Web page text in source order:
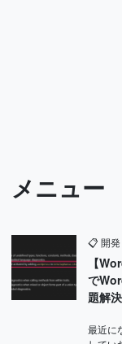
メニュー
📋 開発
【
で
題解
最近に